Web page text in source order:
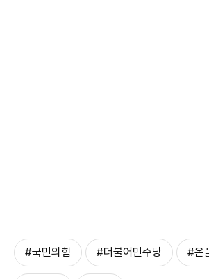
#국민의힘 #더불어민주당 #온